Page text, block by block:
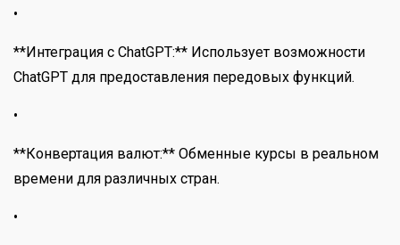
•
**Интеграция с ChatGPT:** Использует возможности
ChatGPT для предоставления передовых функций.
•
**Конвертация валют:** Обменные курсы в реальном
времени для различных стран.
•